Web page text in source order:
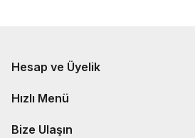
Hesap ve Üyelik
Hızlı Menü
Bize Ulaşın